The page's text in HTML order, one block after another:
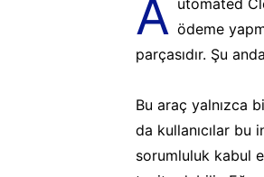
A utomated
ödeme
parçasıdır. Şu
Bu araç yalnızca
da kullanıcılar bu
sorumluluk kabul